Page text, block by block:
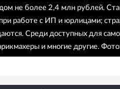
не более 2,4 млн рублей.
работе с ИП и юрлицами;
Среди доступных для
и многие другие.